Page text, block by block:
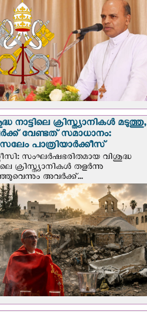
നാട്ടിലെ ക്രിസ്ത്യാനികൾ മടുത്തു,
വേണ്ടത് സമാധാനം:
പാത്രിയാര്‍ക്കീസ്
സംഘര്‍ഷഭരിതമായ വിശുദ്ധ
ക്രിസ്ത്യാനികൾ തളര്‍ന്നു
അവർക്ക്...